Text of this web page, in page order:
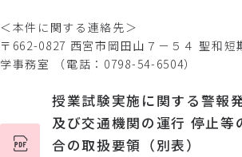
＜本件に関する連絡先＞
〒662-0827 西宮市岡田山７－５４ 聖和短
学事務室 （電話：0798-54-6504）
授業試験実施に関する警報
及び交通機関の運行 停止等
合の取扱要領（別表）